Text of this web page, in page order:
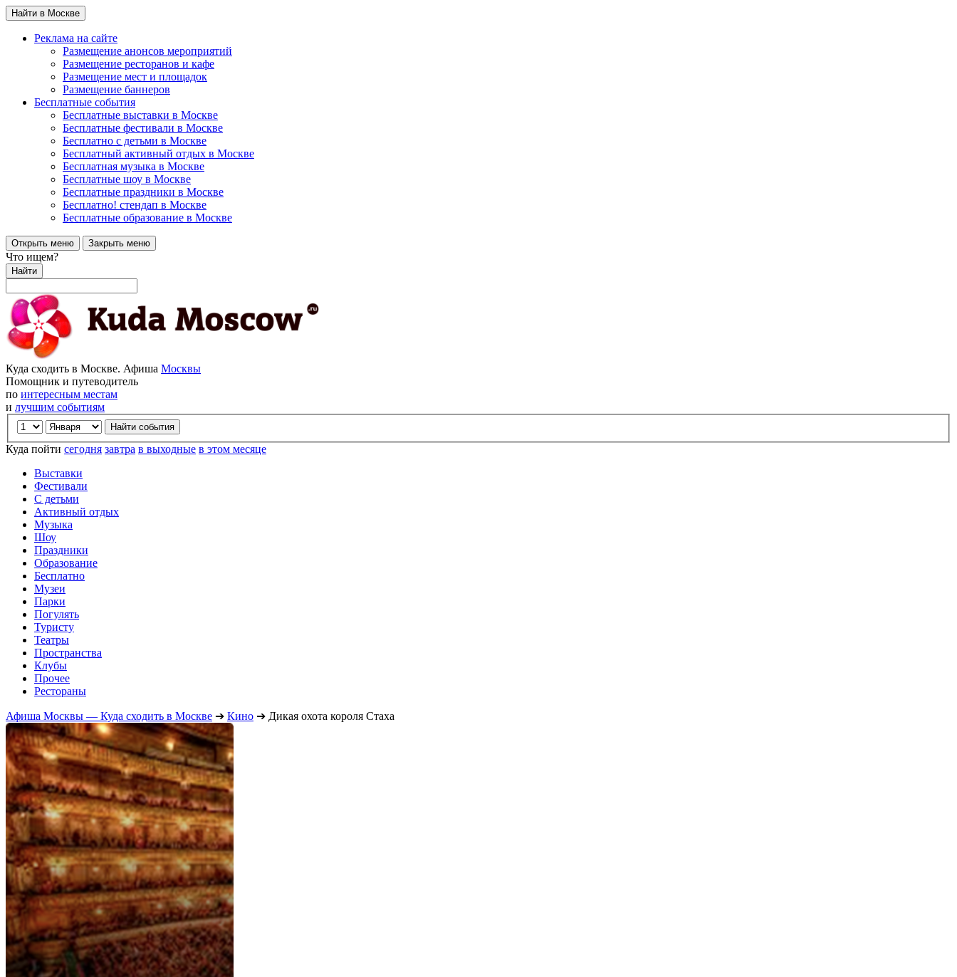
Найти в Москве
Реклама на сайте
Размещение анонсов мероприятий
Размещение ресторанов и кафе
Размещение мест и площадок
Размещение баннеров
Бесплатные события
Бесплатные выставки в Москве
Бесплатные фестивали в Москве
Бесплатно с детьми в Москве
Бесплатный активный отдых в Москве
Бесплатная музыка в Москве
Бесплатные шоу в Москве
Бесплатные праздники в Москве
Бесплатно! стендап в Москве
Бесплатные образование в Москве
Открыть меню Закрыть меню
Что ищем?
Найти
Куда сходить в Москве. Афиша Москвы
Помощник и путеводитель
по интересным местам
и лучшим событиям
Куда пойти сегодня завтра в выходные в этом месяце
Выставки
Фестивали
С детьми
Активный отдых
Музыка
Шоу
Праздники
Образование
Бесплатно
Музеи
Парки
Погулять
Туристу
Театры
Пространства
Клубы
Прочее
Рестораны
Афиша Москвы — Куда сходить в Москве ➔ Кино ➔ Дикая охота короля Стаха